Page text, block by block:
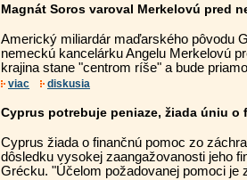
Magnát Soros varoval Merkelovú pred
Americký miliardár maďarského pôvodu
nemeckú kancelárku Angelu Merkelovú
krajina stane "centrom ríše" a bude
viac diskusia
Cyprus potrebuje peniaze, žiada úniu o
Cyprus žiada o finančnú pomoc zo
dôsledku vysokej zaangažovanosti jeho
Grécku. "Účelom požadovanej pomoci je